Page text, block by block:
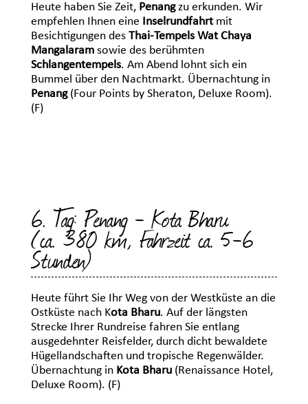
Heute haben Sie Zeit, Penangzu erkunden. Wir
empfehlen Ihnen eine Inselrundfahrtmit
Besichtigungen des Thai-Tempels Wat Chaya
Mangalaramsowie des berühmten
Schlangentempels. Am Abend lohnt sich ein
Bummel über den Nachtmarkt. Übernachtung in
Penang(Four Points by Sheraton, Deluxe Room).
(F)
6. Tag: Penang - Kota Bharu
(ca. 380 km, Fahrzeit ca. 5-6
Stunden)
Heute führt Sie Ihr Weg von der Westküste an die
Ostküste nach Kota Bharu. Auf der längsten
Strecke Ihrer Rundreise fahren Sie entlang
ausgedehnter Reisfelder, durch dicht bewaldete
Hügellandschaften und tropische Regenwälder.
Übernachtung in Kota Bharu(Renaissance Hotel,
Deluxe Room). (F)